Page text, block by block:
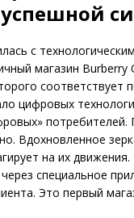
с
магазин
соответствует
цифровых
потребителей.
Вдохновленное
на их
через специальное
Это первый